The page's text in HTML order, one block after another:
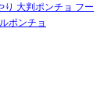
り 大判ポンチョ フー
ポンチョ